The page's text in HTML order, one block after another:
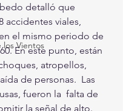
los Vientos
detalló que
accidentes viales,
el mismo periodo de
En este punto, están
atropellos,
de personas.  Las
fueron la  falta de
la señal de alto.